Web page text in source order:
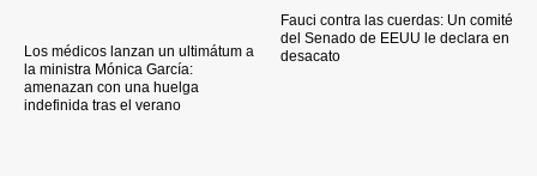
Los médicos lanzan un ultimátum a
la ministra Mónica García:
amenazan con una huelga
indefinida tras el verano
Fauci contra las cuerdas: Un comité
del Senado de EEUU le declara en
desacato